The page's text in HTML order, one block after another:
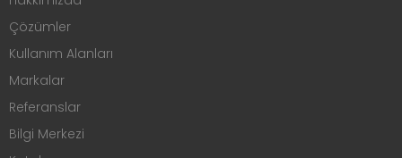
Çözümler
Kullanım Alanları
Markalar
Referanslar
Bilgi Merkezi